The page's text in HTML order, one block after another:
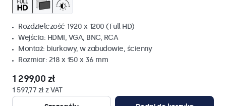
Rozdzielczość 1920 x 1200 (Full HD)
Wejścia: HDMI, VGA, BNC, RCA
Montaż: biurkowy, w zabudowie, ścienny
Rozmiar: 218 x 150 x 36 mm
1 299,00 zł
1 597,77 zł z VAT